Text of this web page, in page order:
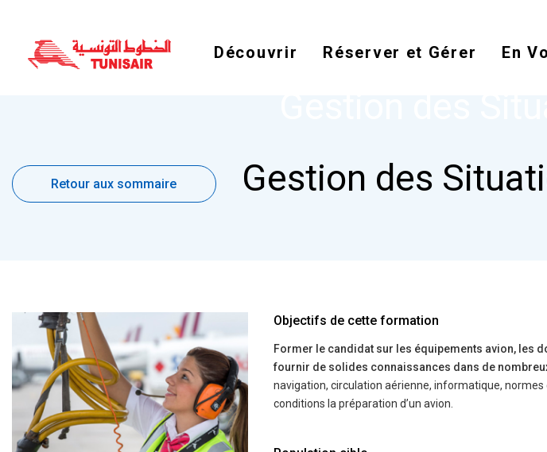
Découvrir Réserver et Gérer En
NODE GESTION DES
aux
sommaireRetour aux sommaire Gestion des
Objectifs de cette formation
Former le candidat sur les équipements avion, les
fournir de solides connaissances dans de
navigation, circulation aérienne, informatique,
conditions la préparation d’un avion.